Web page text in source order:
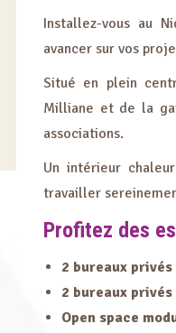
Installez-vous au
avancer sur vos
Situé en plein
Milliane et de la
associations.
Un intérieur
travailler
Profitez des
2 bureaux
2 bureaux
Open space